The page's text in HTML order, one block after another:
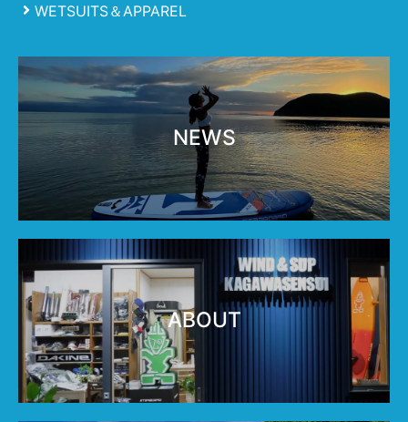
WETSUITS＆APPAREL
NEWS
ABOUT